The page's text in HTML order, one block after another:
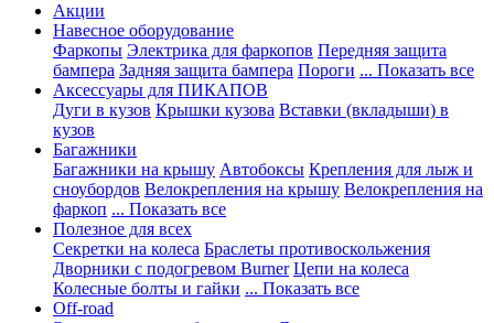
Акции
Навесное оборудование
Фаркопы Электрика для фаркопов Передняя защита
бампера Задняя защита бампера Пороги ... Показать все
Аксессуары для ПИКАПОВ
Дуги в кузов Крышки кузова Вставки (вкладыши) в
кузов
Багажники
Багажники на крышу Автобоксы Крепления для лыж и
сноубордов Велокрепления на крышу Велокрепления на
фаркоп ... Показать все
Полезное для всех
Секретки на колеса Браслеты противоскольжения
Дворники с подогревом Burner Цепи на колеса
Колесные болты и гайки ... Показать все
Off-road